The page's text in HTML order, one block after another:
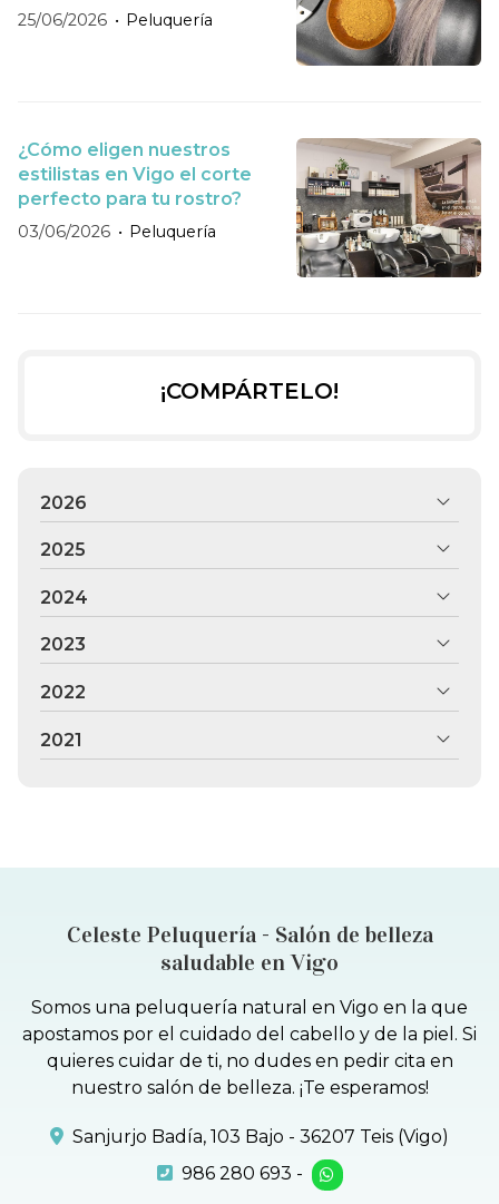
conocer
25/06/2026 Peluquería
¿Cómo eligen nuestros
estilistas en Vigo el corte
perfecto para tu rostro?
03/06/2026 Peluquería
¡COMPÁRTELO!
2026
2025
2024
2023
2022
2021
Celeste Peluquería - Salón de belleza
saludable en Vigo
Somos una peluquería natural en Vigo en la que
apostamos por el cuidado del cabello y de la piel. Si
quieres cuidar de ti, no dudes en pedir cita en
nuestro salón de belleza. ¡Te esperamos!
Sanjurjo Badía, 103 Bajo - 36207 Teis (Vigo)
986 280 693 -